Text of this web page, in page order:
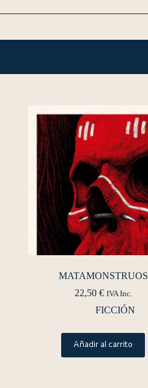
MATAMONSTRUOS
22,50 € IVA Inc.
FICCIÓN
Añadir al carrito